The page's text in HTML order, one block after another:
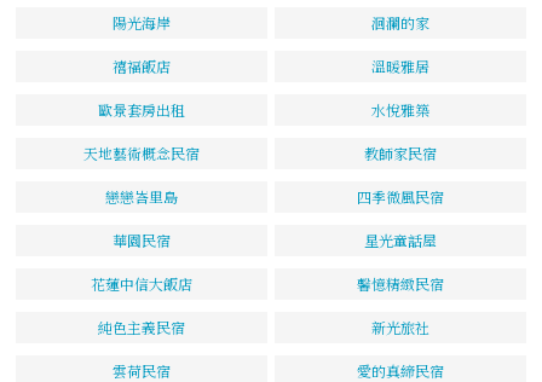
陽光海岸 洄瀾的家
禧福飯店 溫暖雅居
歐景套房出租 水悅雅築
天地藝術概念民宿 教師家民宿
戀戀峇里島 四季微風民宿
華園民宿 星光童話屋
花蓮中信大飯店 馨憶精緻民宿
純色主義民宿 新光旅社
雲荷民宿 愛的真締民宿